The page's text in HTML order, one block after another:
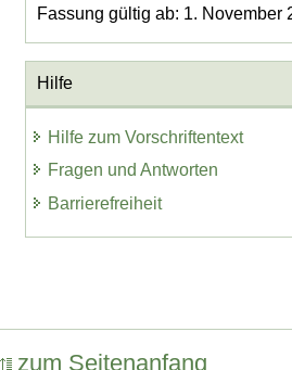
Fassung gültig ab: 1. November
Hilfe
Hilfe zum Vorschriftentext
Fragen und Antworten
Barrierefreiheit
zum Seitenanfang